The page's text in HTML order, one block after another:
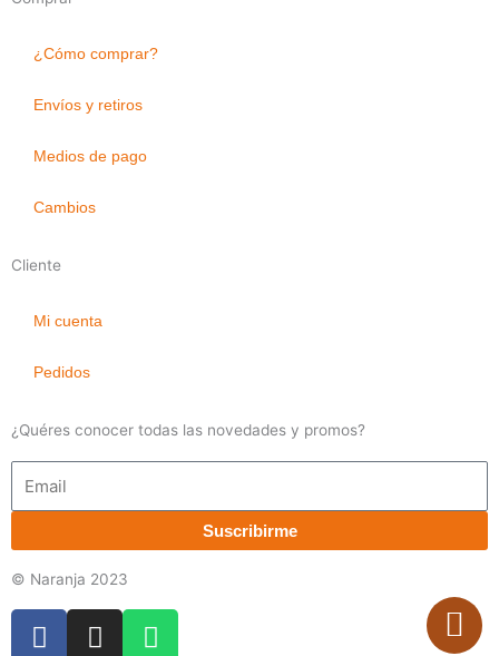
¿Cómo comprar?
Envíos y retiros
Medios de pago
Cambios
Cliente
Mi cuenta
Pedidos
¿Quéres conocer todas las novedades y promos?
Suscribirme
© Naranja 2023
F
I
W